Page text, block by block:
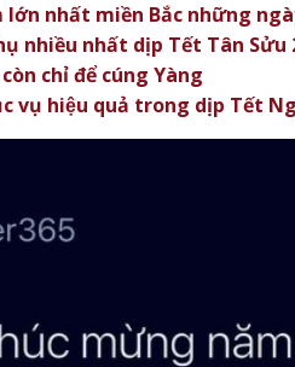
lớn nhất miền Bắc những
nhiều nhất dịp Tết Tân Sửu
chỉ để cúng Yàng
vụ hiệu quả trong dịp Tết